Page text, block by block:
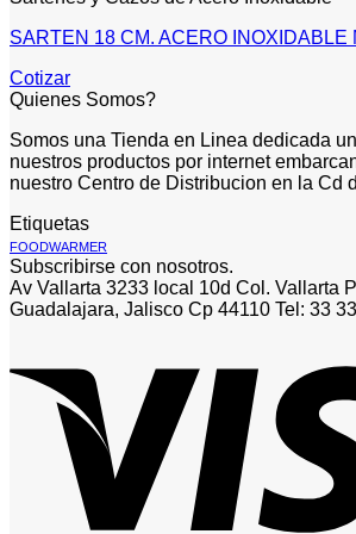
SARTEN 18 CM. ACERO INOXIDABLE
Cotizar
Quienes Somos?
Somos una Tienda en Linea dedicada
nuestros productos por internet
nuestro Centro de Distribucion en la Cd
Etiquetas
FOODWARMER
Subscribirse con nosotros.
Av Vallarta 3233 local 10d Col. Vallarta
Guadalajara, Jalisco Cp 44110 Tel: 33